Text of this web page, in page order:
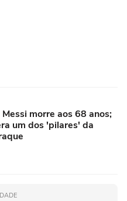
morre aos 68 anos;
um dos 'pilares' da